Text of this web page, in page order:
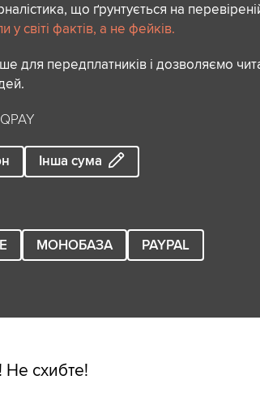
що ґрунтується на
світі фактів, а не фейків.
для передплатників і дозволяємо
Інша сума
МОНОБАЗА PAYPAL
Не схибте!